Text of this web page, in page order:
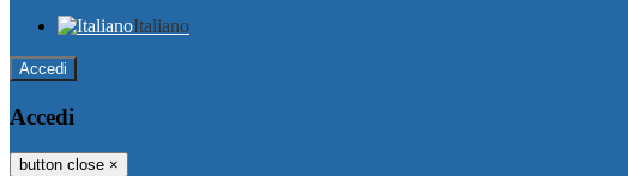
Italiano
Accedi
Accedi
button close ×